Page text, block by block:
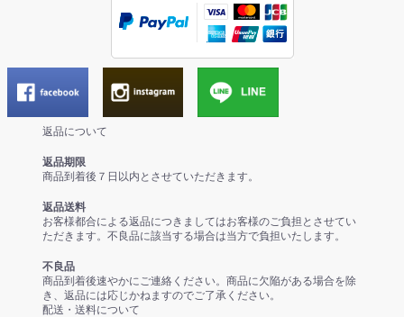
返品について
返品期限
商品到着後７日以内とさせていただきます。
返品送料
お客様都合による返品につきましてはお客様のご負担とさせてい
ただきます。不良品に該当する場合は当方で負担いたします。
不良品
商品到着後速やかにご連絡ください。商品に欠陥がある場合を除
き、返品には応じかねますのでご了承ください。
配送・送料について